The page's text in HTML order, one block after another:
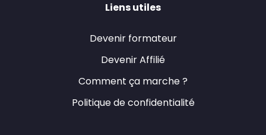
Liens utiles
Devenir formateur
Devenir Affilié
Comment ça marche ?
Politique de confidentialité